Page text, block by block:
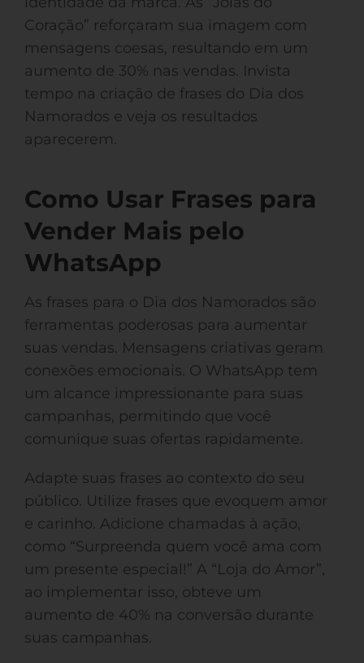
Coração” reforçaram sua imagem com
mensagens coesas, resultando em um
aumento de 30% nas vendas. Invista
tempo na criação de frases do Dia dos
Namorados e veja os resultados
aparecerem.
Como Usar Frases para
Vender Mais pelo
WhatsApp
As frases para o Dia dos Namorados são
ferramentas poderosas para aumentar
suas vendas. Mensagens criativas geram
conexões emocionais. O WhatsApp tem
um alcance impressionante para suas
campanhas, permitindo que você
comunique suas ofertas rapidamente.
Adapte suas frases ao contexto do seu
público. Utilize frases que evoquem amor
e carinho. Adicione chamadas à ação,
como “Surpreenda quem você ama com
um presente especial!” A “Loja do Amor”,
ao implementar isso, obteve um
aumento de 40% na conversão durante
suas campanhas.